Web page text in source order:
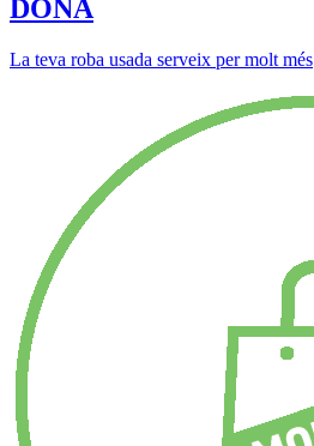
DONA
La teva roba usada serveix per molt més